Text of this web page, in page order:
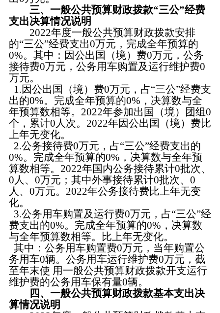
三、一般公共预算财政拨款“三公”经费
支出决算情况说明
2022年度一般公共预算财政拨款安排
的“三公”经费支出0万元，完成全年预算的
0%。其中：因公出国（境）费0万元，公务
接待费0万元，公务用车购置及运行维护费0
万元。
1.因公出国（境）费0万元，占“三公”经费支
出的0%。完成全年预算的0%，决算数与全
年预算数相等。2022年参加出国（境）团组0
个，累计0人次。2022年因公出国（境）费比
上年无变化。
2.公务接待费0万元，占“三公”经费支出的
0%。完成全年预算的0%，决算数与全年预
算数相等。2022年国内公务接待累计0批次、
0人、0万元；其中外事接待累计0批次、0
人、0万元。2022年公务接待费比上年无变
化。
3.公务用车购置及运行费0万元，占“三公”经
费支出的0%。完成全年预算的0%，决算数
与全年预算数相等。比上年无变化。
其中：公务用车购置费0万元，当年购置公
务用车0辆。公务用车运行维护费0万元，截
至年末使 用一般公共预算财政拨款开支运行
维护费的公务用车保有量0辆。
四、一般公共预算财政拨款基本支出决
算情况说明